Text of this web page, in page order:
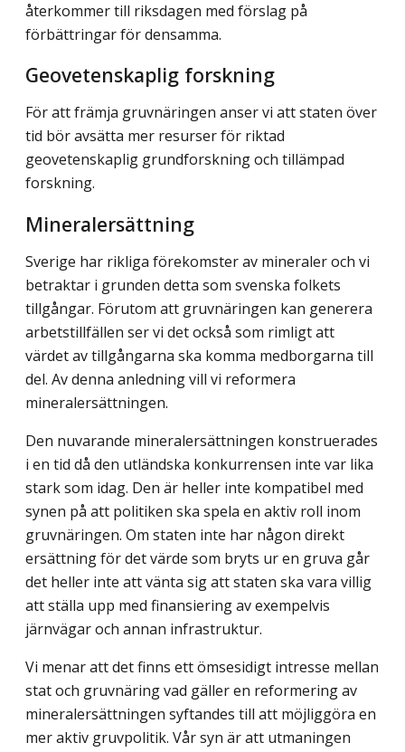
återkommer till riksdagen med förslag på
förbättringar för densamma.
Geovetenskaplig forskning
För att främja gruvnäringen anser vi att staten över
tid bör avsätta mer resurser för riktad
geovetenskaplig grundforskning och tillämpad
forskning.
Mineralersättning
Sverige har rikliga förekomster av mineraler och vi
betraktar i grunden detta som svenska folkets
tillgångar. Förutom att gruvnäringen kan generera
arbetstillfällen ser vi det också som rimligt att
värdet av tillgångarna ska komma medborgarna till
del. Av denna anledning vill vi reformera
mineralersättningen.
Den nuvarande mineralersättningen konstruerades
i en tid då den utländska konkurrensen inte var lika
stark som idag. Den är heller inte kompatibel med
synen på att politiken ska spela en aktiv roll inom
gruvnäringen. Om staten inte har någon direkt
ersättning för det värde som bryts ur en gruva går
det heller inte att vänta sig att staten ska vara villig
att ställa upp med finansiering av exempelvis
järnvägar och annan infrastruktur.
Vi menar att det finns ett ömsesidigt intresse mellan
stat och gruvnäring vad gäller en reformering av
mineralersättningen syftandes till att möjliggöra en
mer aktiv gruvpolitik. Vår syn är att utmaningen